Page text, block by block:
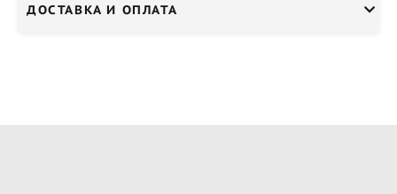
ДОСТАВКА И ОПЛАТА